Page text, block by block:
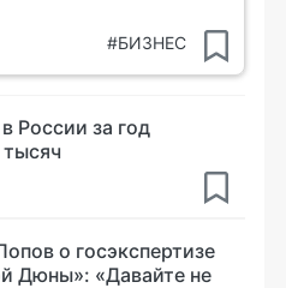
#БИЗНЕС
России за год
о госэкспертизе
Дюны»: «Давайте не